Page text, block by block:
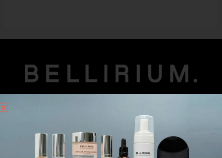
Información de contacto
+34 674 38 66 30